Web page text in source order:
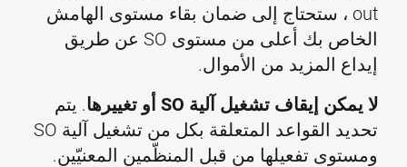
out ، ستحتاج إلى ضمان بقاء مستوى الهامش
الخاص بك أعلى من مستوى SO عن طريق
إيداع المزيد من الأموال.
لا يمكن إيقاف تشغيل آلية SO أو تغييرها
. يتم
تحديد القواعد المتعلقة بكل من تشغيل آلية SO
ومستوى تفعيلها من قبل المنظّمين المعنيّين.